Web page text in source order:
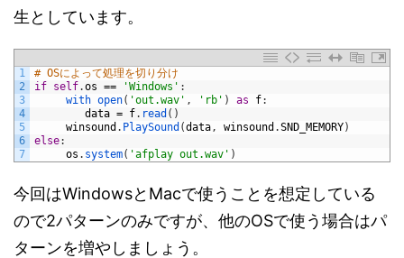
生としています。
1
2
3
4
5
6
7
# OSによって処理を切り分け
if self.os == 'Windows' :
with open( 'out.wav' , 'rb' ) as f:
data = f. read ( )
winsound . PlaySound (data, winsound .SND_MEMORY)
else:
os . system( 'afplay out.wav' )
今回はWindowsとMacで使うことを想定している
ので2パターンのみですが、他のOSで使う場合はパ
ターンを増やしましょう。